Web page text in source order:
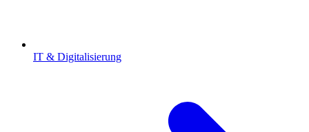
IT & Digitalisierung